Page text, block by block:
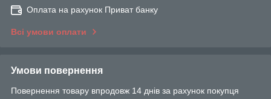
Оплата на рахунок Приват банку
Всі умови оплати
Умови повернення
Повернення товару впродовж 14 днів за рахунок покупця